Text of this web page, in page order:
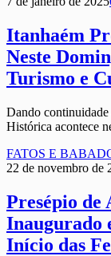
Itanhaém
Neste
Turismo e
Dando continuidade
Histórica acontece
FATOS E
22 de novembro de
Presépio de
Inaugurado
Início das